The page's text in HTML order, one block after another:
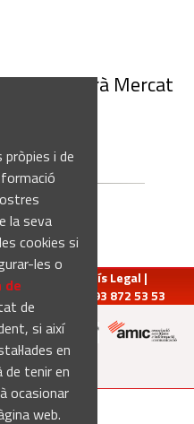
i de
la seva
cookies si
les o
de
de
si així
en
de tenir en
ocasionar
web.
estrenarà Mercat
Avís Legal |
| Tel.: 93 872 53 53